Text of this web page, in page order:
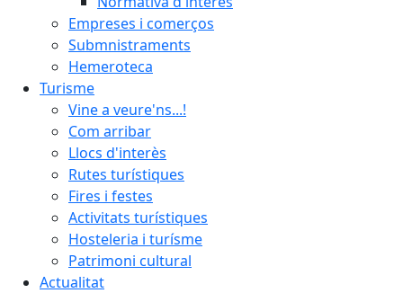
Empreses i comerços
Submnistraments
Hemeroteca
Turisme
Vine a veure'ns...!
Com arribar
Llocs d'interès
Rutes turístiques
Fires i festes
Activitats turístiques
Hosteleria i turísme
Patrimoni cultural
Actualitat